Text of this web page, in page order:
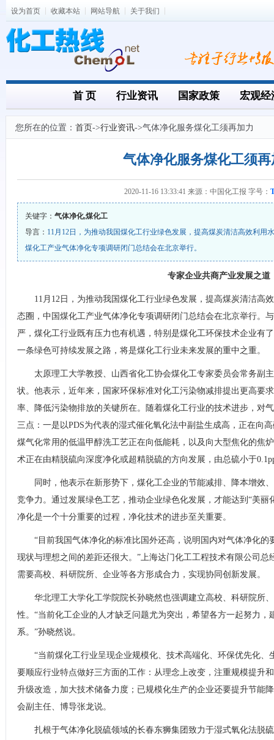
设为首页 收藏本站 网站导航 关于我们
首 页 行业资讯 国家政策 宏观经
您所在的位置： 首页->行业资讯->气体净化服务煤化工须再加力
气体净化服务煤化工须
2020-11-16 13:33:41 来源：中国化工报 字号：
关键字： 气体净化,煤化工
导言： 11月12日，为推动我国煤化工行业绿色发展，提高煤炭清洁高效利用
煤化工产业气体净化专项调研闭门总结会在北京举行。
专家企业共商产业发展之道
11月12日，为推动我国煤化工行业绿色发展，提高煤炭清洁高
态圈，中国煤化工产业气体净化专项调研闭门总结会在北京举行。
严，煤化工行业既有压力也有机遇，特别是煤化工环保技术企业有
一条绿色可持续发展之路，将是煤化工行业未来发展的重中之重。
太原理工大学教授、山西省化工协会煤化工专家委员会常务副
状。他表示，近年来，国家环保标准对化工污染物减排提出更高要
率、降低污染物排放的关键所在。随着煤化工行业的技术进步，对
三点：一是以PDS为代表的湿式催化氧化法中副盐生成高，正在向
煤气化常用的低温甲醇洗工艺正在向低能耗，以及向大型焦化的焦
术正在由精脱硫向深度净化或超精脱硫的方向发展，由总硫小于
同时，他表示在新形势下，煤化工企业的节能减排、降本增效
竞争力。通过发展绿色工艺，推动企业绿色化发展，才能达到“美丽
净化是一个十分重要的过程，净化技术的进步至关重要。
“目前我国气体净化的标准比国外还高，说明国内对气体净化的
现状与理想之间的差距还很大。”上海达门化工工程技术有限公司总
需要高校、科研院所、企业等各方形成合力，实现协同创新发展。
华北理工大学化工学院院长孙晓然也强调建立高校、科研院所
性。“当前化工企业的人才缺乏问题尤为突出，希望各方一起努力，
系。”孙晓然说。
“当前煤化工行业呈现企业规模化、技术高端化、环保优先化、
要顺应行业特点做好三方面的工作：从理念上改变，注重规模提升
升级改造，加大技术储备力度；已规模化生产的企业还要提升节能
会副主任、博导张龙说。
扎根于气体净化脱硫领域的长春东狮集团致力于湿式氧化法脱